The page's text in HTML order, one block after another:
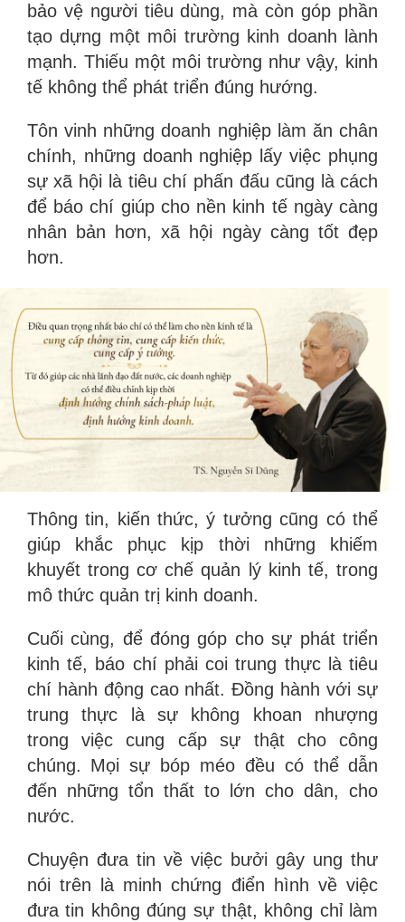
bảo vệ người tiêu dùng, mà còn góp phần
tạo dựng một môi trường kinh doanh lành
mạnh. Thiếu một môi trường như vậy, kinh
tế không thể phát triển đúng hướng.
Tôn vinh những doanh nghiệp làm ăn chân
chính, những doanh nghiệp lấy việc phụng
sự xã hội là tiêu chí phấn đấu cũng là cách
để báo chí giúp cho nền kinh tế ngày càng
nhân bản hơn, xã hội ngày càng tốt đẹp
hơn.
Thông tin, kiến thức, ý tưởng cũng có thể
giúp khắc phục kịp thời những khiếm
khuyết trong cơ chế quản lý kinh tế, trong
mô thức quản trị kinh doanh.
Cuối cùng, để đóng góp cho sự phát triển
kinh tế, báo chí phải coi trung thực là tiêu
chí hành động cao nhất. Đồng hành với sự
trung thực là sự không khoan nhượng
trong việc cung cấp sự thật cho công
chúng. Mọi sự bóp méo đều có thể dẫn
đến những tổn thất to lớn cho dân, cho
nước.
Chuyện đưa tin về việc bưởi gây ung thư
nói trên là minh chứng điển hình về việc
đưa tin không đúng sự thật, không chỉ làm